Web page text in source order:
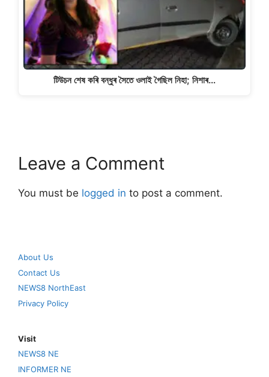
টিউচন শেষ কৰি বন্ধুৰ সৈতে ওলাই গৈছিল নিহা; নিশাৰ…
Leave a Comment
You must be logged in to post a comment.
About Us
Contact Us
NEWS8 NorthEast
Privacy Policy
Visit
NEWS8 NE
INFORMER NE